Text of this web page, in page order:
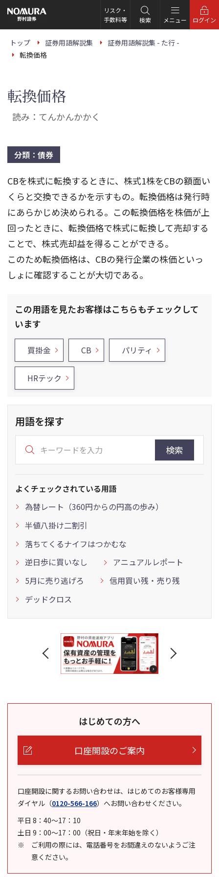
の
ー
リスク・
手数料等
検索 メニュー ログイン
トップ 証券用語解説集
証券用語解説集 - た行 -
転換価格
転換価格
読み：てんかんかかく
分類：債券
CBを株式に転換するときに、株式1株をCBの額面い
くらと交換できるかを示すもの。転換価格は発行時
にあらかじめ決められる。この転換価格を株価が上
回ったときに、転換価格で株式に転換して売却する
ことで、株式売却益を得ることができる。
このため転換価格は、CBの発行企業の株価といっ
しょに確認することが大切である。
この用語を見たお客様はこちらもチェックして
います
買掛金 CB パリティ
HRテック
用語を探す
検索
よくチェックされている用語
為替レート（360円からの円高の歩み）
半値八掛け二割引
落ちてくるナイフはつかむな
逆日歩に買いなし
アニュアルレポート
5月に売り逃げろ
信用買い残・売り残
デッドクロス
はじめての方へ
口座開設のご案内
口座開設に関するお問い合わせは、はじめてのお客様専用
ダイヤル （0120-566-166） へお問い合わせください。
平日 8：40～17：10
土日 9：00～17：00（祝日・年末年始を除く）
ご利用の際には、電話番号をお間違えのないようご注
意ください。